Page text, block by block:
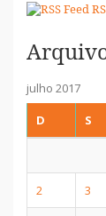
julho 2017
D
S
2 3